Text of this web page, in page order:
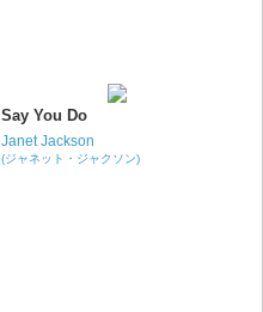
Say You Do
Janet Jackson
(ジャネット・ジャクソン)